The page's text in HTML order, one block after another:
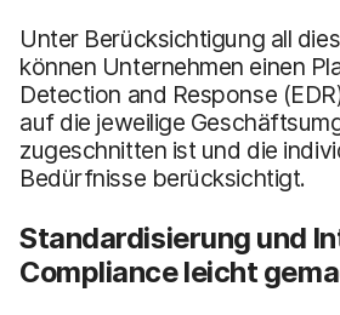
Unter Berücksichtigung all
können Unternehmen einen
Detection and Response
auf die jeweilige
zugeschnitten ist und die
Bedürfnisse berücksichtigt.
Standardisierung und
Compliance leicht